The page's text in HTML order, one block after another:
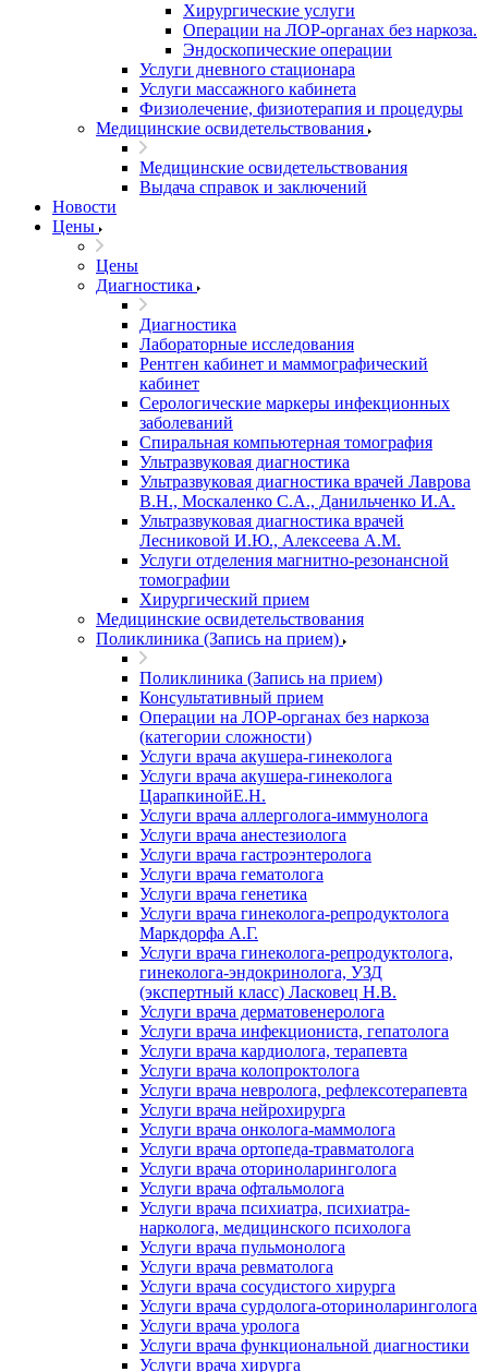
Хирургические услуги
Операции на ЛОР-органах без наркоза.
Эндоскопические операции
Услуги дневного стационара
Услуги массажного кабинета
Физиолечение, физиотерапия и процедуры
Медицинские освидетельствования
Медицинские освидетельствования
Выдача справок и заключений
Новости
Цены
Цены
Диагностика
Диагностика
Лабораторные исследования
Рентген кабинет и маммографический
кабинет
Серологические маркеры инфекционных
заболеваний
Спиральная компьютерная томография
Ультразвуковая диагностика
Ультразвуковая диагностика врачей Лаврова
В.Н., Москаленко С.А., Данильченко И.А.
Ультразвуковая диагностика врачей
Лесниковой И.Ю., Алексеева А.М.
Услуги отделения магнитно-резонансной
томографии
Хирургический прием
Медицинские освидетельствования
Поликлиника (Запись на прием)
Поликлиника (Запись на прием)
Консультативный прием
Операции на ЛОР-органах без наркоза
(категории сложности)
Услуги врача акушера-гинеколога
Услуги врача акушера-гинеколога
ЦарапкинойЕ.Н.
Услуги врача аллерголога-иммунолога
Услуги врача анестезиолога
Услуги врача гастроэнтеролога
Услуги врача гематолога
Услуги врача генетика
Услуги врача гинеколога-репродуктолога
Маркдорфа А.Г.
Услуги врача гинеколога-репродуктолога,
гинеколога-эндокринолога, УЗД
(экспертный класс) Ласковец Н.В.
Услуги врача дерматовенеролога
Услуги врача инфекциониста, гепатолога
Услуги врача кардиолога, терапевта
Услуги врача колопроктолога
Услуги врача невролога, рефлексотерапевта
Услуги врача нейрохирурга
Услуги врача онколога-маммолога
Услуги врача ортопеда-травматолога
Услуги врача оториноларинголога
Услуги врача офтальмолога
Услуги врача психиатра, психиатра-
нарколога, медицинского психолога
Услуги врача пульмонолога
Услуги врача ревматолога
Услуги врача сосудистого хирурга
Услуги врача сурдолога-оториноларинголога
Услуги врача уролога
Услуги врача функциональной диагностики
Услуги врача хирурга